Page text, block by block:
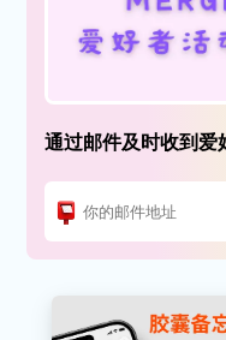
通过邮件及时收到爱